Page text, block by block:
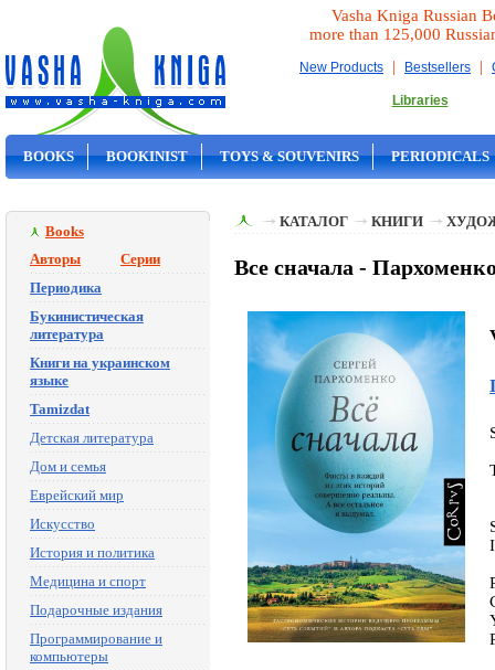
Vasha Kniga Russian
more than 125,000
New Products | Bestsellers |
Libraries
BOOKS BOOKINIST TOYS & SOUVENIRS PERIODICALS
Books
Авторы
Серии
Периодика
Букинистическая
литература
Книги на украинском
языке
Tamizdat
Детская литература
Дом и семья
Еврейский мир
Искусство
История и политика
Медицина и спорт
Подарочные издания
Программирование и
компьютеры
КАТАЛОГ КНИГИ
Все сначала -